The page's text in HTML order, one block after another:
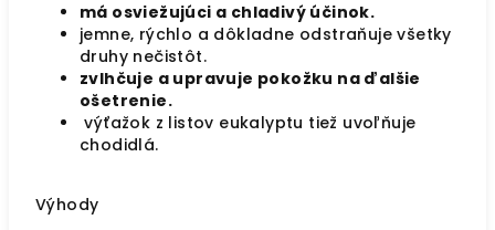
má osviežujúci a chladivý účinok.
jemne, rýchlo a dôkladne odstraňuje všetky
druhy nečistôt.
zvlhčuje a upravuje pokožku na ďalšie
ošetrenie.
výťažok z listov eukalyptu tiež uvoľňuje
chodidlá.
Výhody